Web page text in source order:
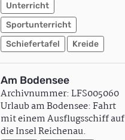
Unterricht
Sportunterricht
Schiefertafel
Kreide
Am Bodensee
Archivnummer: LFS005060
Urlaub am Bodensee: Fahrt
mit einem Ausflugsschiff auf
die Insel Reichenau.